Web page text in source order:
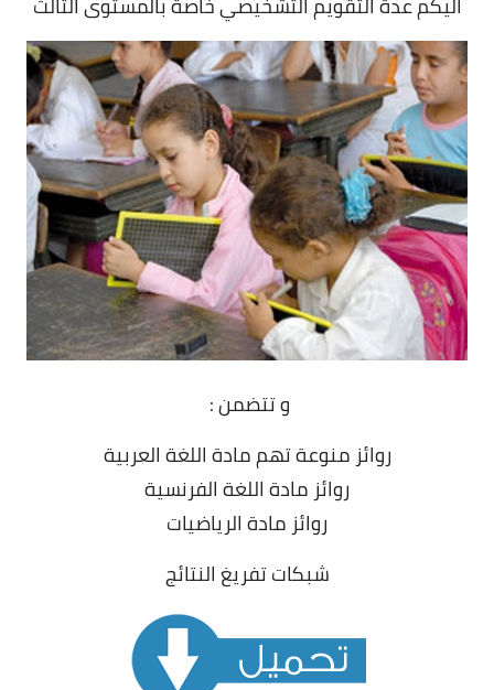
و تتضمن :
روائز منوعة تهم مادة اللغة العربية
روائز مادة اللغة الفرنسية
روائز مادة الرياضيات
شبكات تفريغ النتائج